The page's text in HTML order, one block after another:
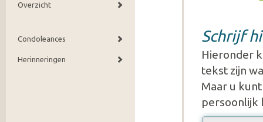
Schrijf
Hieronder
tekst zijn
Maar u
persoonlijk
Overzicht
Condoleances
Herinneringen